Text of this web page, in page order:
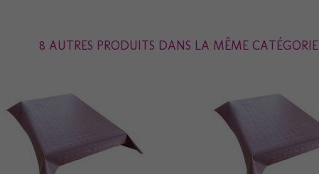
8 AUTRES PRODUITS DANS LA MÊME CATÉGORIE